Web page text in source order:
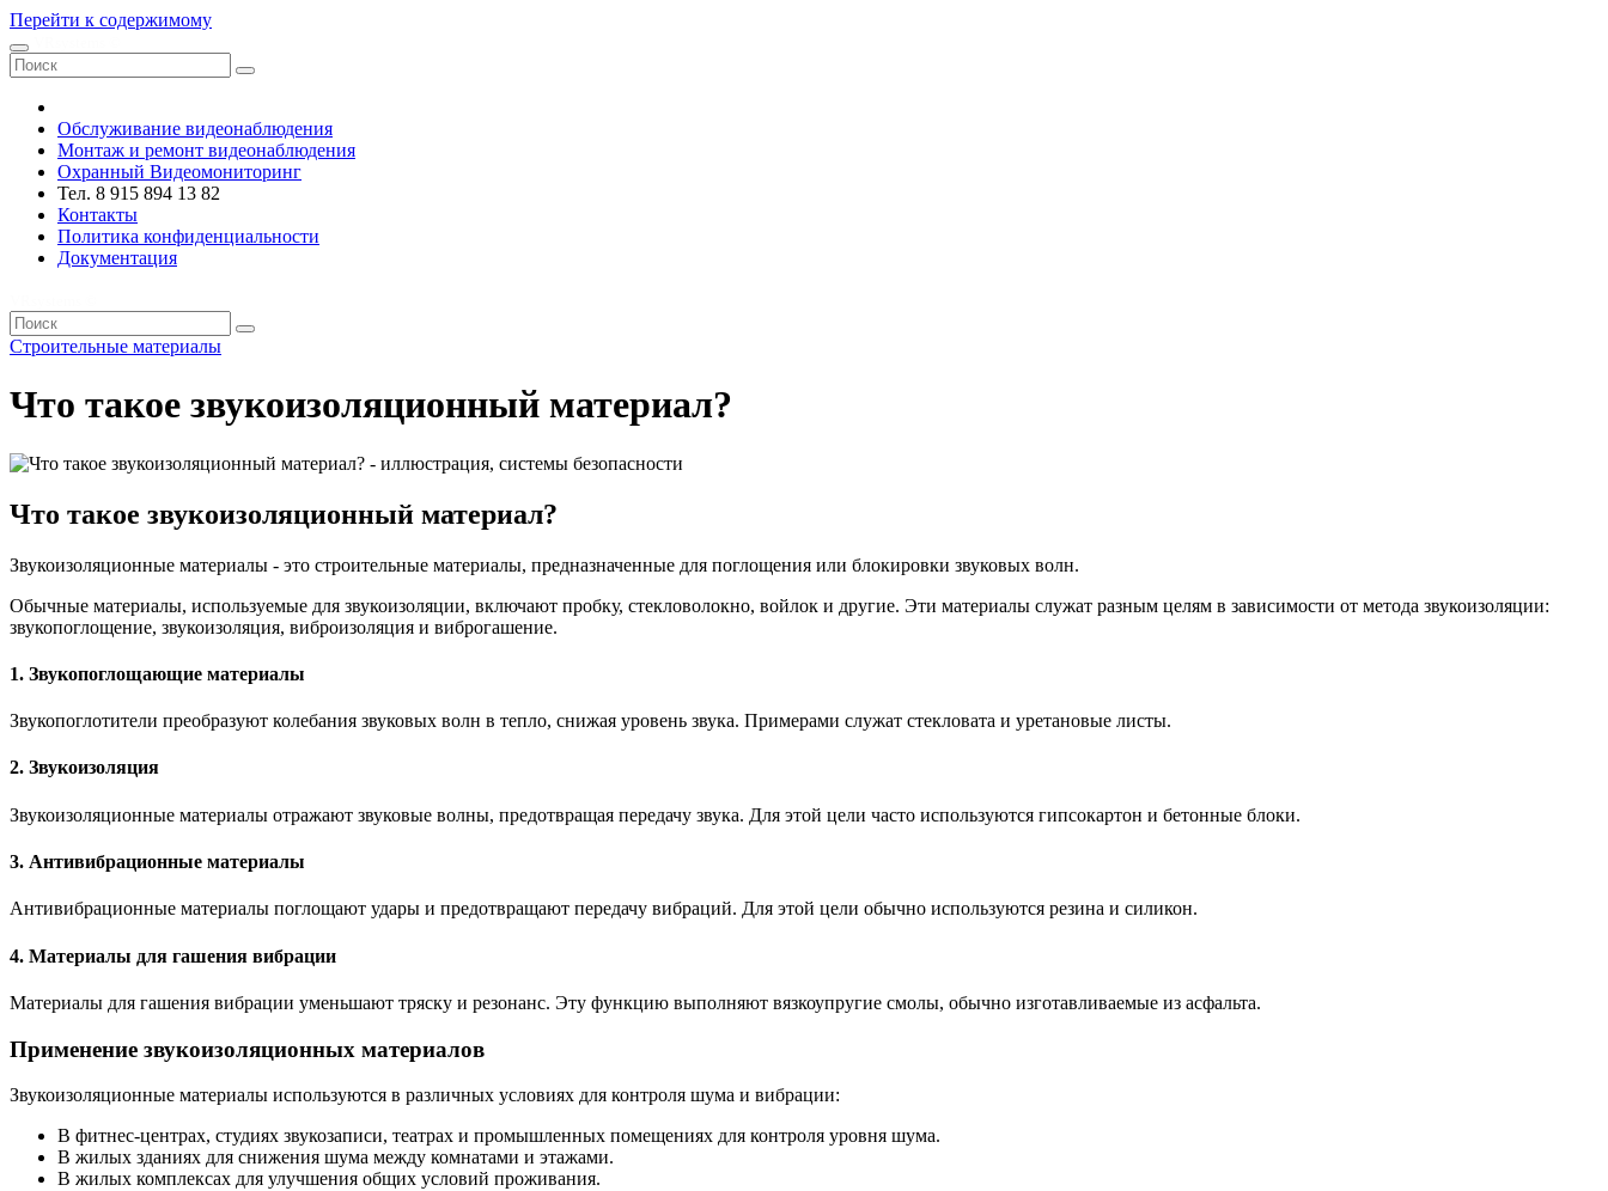
Перейти к содержимому
Обслуживание видеонаблюдения
Монтаж и ремонт видеонаблюдения
Охранный Видеомониторинг
Тел. 8 915 894 13 82
Контакты
Политика конфиденциальности
Документация
Строительные материалы
Что такое звукоизоляционный материал?
Что такое звукоизоляционный материал?
Звукоизоляционные материалы - это строительные материалы, предназначенные для поглощения или блокировки звуковых волн.
Обычные материалы, используемые для звукоизоляции, включают пробку, стекловолокно, войлок и другие. Эти материалы служат разным целям в зависимости от метода звукоизоляции:
звукопоглощение, звукоизоляция, виброизоляция и виброгашение.
1. Звукопоглощающие материалы
Звукопоглотители преобразуют колебания звуковых волн в тепло, снижая уровень звука. Примерами служат стекловата и уретановые листы.
2. Звукоизоляция
Звукоизоляционные материалы отражают звуковые волны, предотвращая передачу звука. Для этой цели часто используются гипсокартон и бетонные блоки.
3. Антивибрационные материалы
Антивибрационные материалы поглощают удары и предотвращают передачу вибраций. Для этой цели обычно используются резина и силикон.
4. Материалы для гашения вибрации
Материалы для гашения вибрации уменьшают тряску и резонанс. Эту функцию выполняют вязкоупругие смолы, обычно изготавливаемые из асфальта.
Применение звукоизоляционных материалов
Звукоизоляционные материалы используются в различных условиях для контроля шума и вибрации:
В фитнес-центрах, студиях звукозаписи, театрах и промышленных помещениях для контроля уровня шума.
В жилых зданиях для снижения шума между комнатами и этажами.
В жилых комплексах для улучшения общих условий проживания.